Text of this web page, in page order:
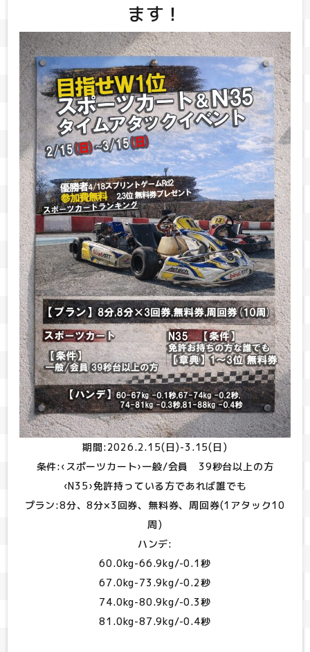
ます！
期間:2026.2.15(日)-3.15(日)
条件:‹スポーツカート›一般/会員 39秒台以上の方
‹N35›免許持っている方であれば誰でも
プラン:8分、8分×3回券、無料券、周回券(1アタック10
周)
ハンデ:
60.0kg-66.9kg/-0.1秒
67.0kg-73.9kg/-0.2秒
74.0kg-80.9kg/-0.3秒
81.0kg-87.9kg/-0.4秒